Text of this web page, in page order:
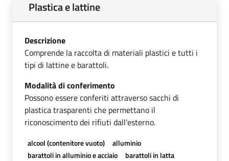
Plastica e lattine
Descrizione
Comprende la raccolta di materiali plastici e tutti i
tipi di lattine e barattoli.
Modalità di conferimento
Possono essere conferiti attraverso sacchi di
plastica trasparenti che permettano il
riconoscimento dei rifiuti dall'esterno.
alcool (contenitore vuoto)
alluminio
barattoli in alluminio e acciaio
barattoli in latta